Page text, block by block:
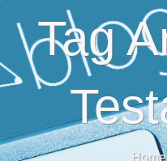
Tag
Home